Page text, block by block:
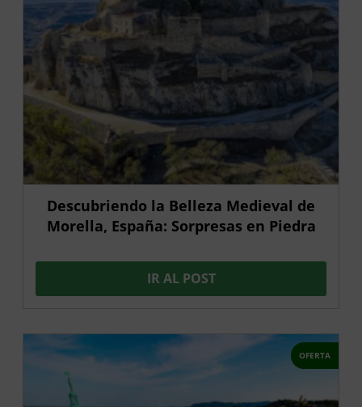
Descubriendo la Belleza Medieval de
Morella, España: Sorpresas en Piedra
IR AL POST
OFERTA